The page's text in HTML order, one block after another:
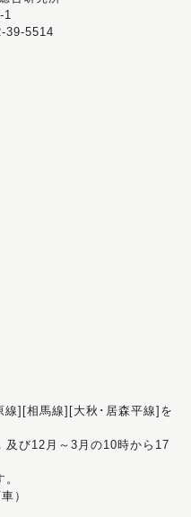
1
39-5514
][相馬線][大秋･居森平線]を
び12月～3月の10時から17
）